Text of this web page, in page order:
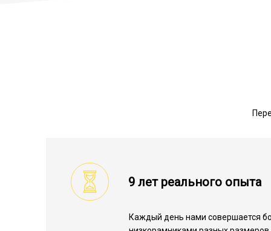
9 лет реального опыта
Каждый день нами совершается